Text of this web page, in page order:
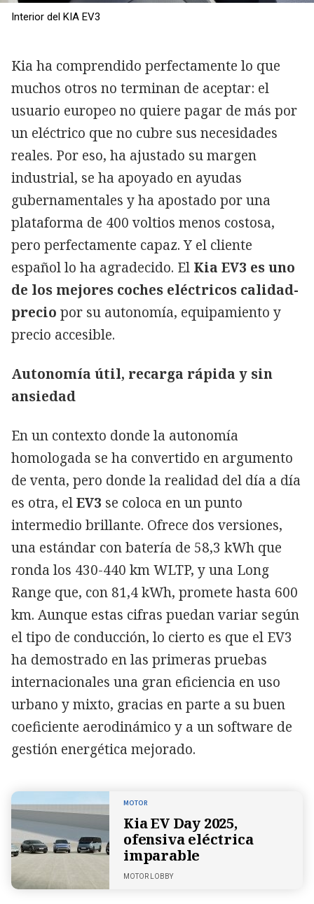
Interior del KIA EV3
Kia ha comprendido perfectamente lo que
muchos otros no terminan de aceptar: el
usuario europeo no quiere pagar de más por
un eléctrico que no cubre sus necesidades
reales. Por eso, ha ajustado su margen
industrial, se ha apoyado en ayudas
gubernamentales y ha apostado por una
plataforma de 400 voltios menos costosa,
pero perfectamente capaz. Y el cliente
español lo ha agradecido. El Kia EV3 es uno
de los mejores coches eléctricos calidad-
precio por su autonomía, equipamiento y
precio accesible.
Autonomía útil, recarga rápida y sin
ansiedad
En un contexto donde la autonomía
homologada se ha convertido en argumento
de venta, pero donde la realidad del día a día
es otra, elEV3 se coloca en un punto
intermedio brillante. Ofrece dos versiones,
una estándar con batería de 58,3 kWh que
ronda los 430-440 km WLTP, y una Long
Range que, con 81,4 kWh, promete hasta 600
km. Aunque estas cifras puedan variar según
el tipo de conducción, lo cierto es que el EV3
ha demostrado en las primeras pruebas
internacionales una gran eficiencia en uso
urbano y mixto, gracias en parte a su buen
coeficiente aerodinámico y a un software de
gestión energética mejorado.
MOTOR
Kia EV Day 2025,
ofensiva eléctrica
imparable
MOTOR LOBBY